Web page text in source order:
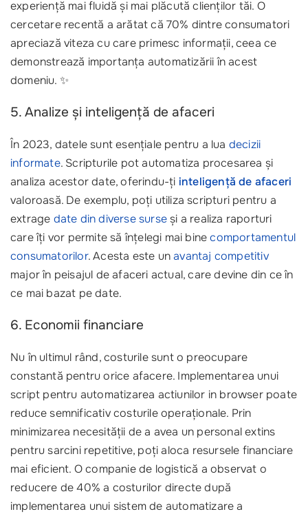
experiență mai fluidă și mai plăcută clienților tăi. O
cercetare recentă a arătat că 70% dintre consumatori
apreciază viteza cu care primesc informații, ceea ce
demonstrează importanța automatizării în acest
domeniu. ✨
5. Analize și inteligență de afaceri
În 2023, datele sunt esențiale pentru a lua decizii
informate. Scripturile pot automatiza procesarea și
analiza acestor date, oferindu-ți inteligență de afaceri
valoroasă. De exemplu, poți utiliza scripturi pentru a
extrage date din diverse surseși a realiza raporturi
care îți vor permite să înțelegi mai binecomportamentul
consumatorilor. Acesta este unavantaj competitiv
major în peisajul de afaceri actual, care devine din ce în
ce mai bazat pe date.
6. Economii financiare
Nu în ultimul rând, costurile sunt o preocupare
constantă pentru orice afacere. Implementarea unui
script pentru automatizarea actiunilor in browser poate
reduce semnificativ costurile operaționale. Prin
minimizarea necesității de a avea un personal extins
pentru sarcini repetitive, poți aloca resursele financiare
mai eficient. O companie de logistică a observat o
reducere de 40% a costurilor directe după
implementarea unui sistem de automatizare a